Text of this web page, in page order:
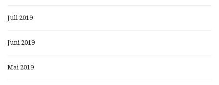
Juli 2019
Juni 2019
Mai 2019